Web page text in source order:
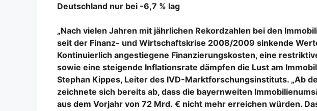
Deutschland nur bei -6,7 % lag
„Nach vielen Jahren mit jährlichen Rekordzahlen bei den
seit der Finanz- und Wirtschaftskrise 2008/2009 sinkende
Kontinuierlich angestiegene Finanzierungskosten, eine
sowie eine steigende Inflationsrate dämpfen die Lust am
Stephan Kippes, Leiter des IVD-Marktforschungsinstituts. „Ab
zeichnete sich bereits ab, dass die bayernweiten
aus dem Vorjahr von 72 Mrd. € nicht mehr erreichen würden.